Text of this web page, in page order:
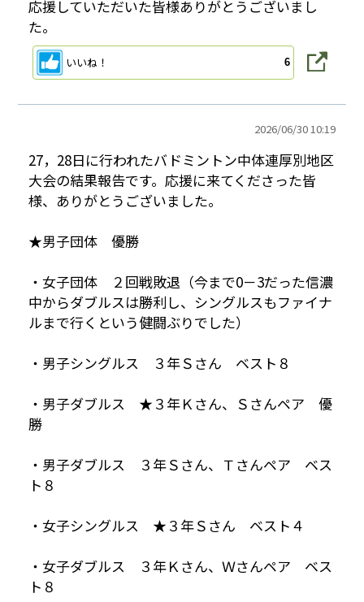
応援していただいた皆様ありがとうございまし
た。
いいね！ 6
2026/06/30 10:19
27，28日に行われたバドミントン中体連厚別地区
大会の結果報告です。応援に来てくださった皆
様、ありがとうございました。
★男子団体 優勝
・女子団体 ２回戦敗退（今まで0－3だった信濃
中からダブルスは勝利し、シングルスもファイナ
ルまで行くという健闘ぶりでした）
・男子シングルス ３年Ｓさん ベスト８
・男子ダブルス ★３年Ｋさん、Ｓさんペア 優
勝
・男子ダブルス ３年Ｓさん、Ｔさんペア ベス
ト８
・女子シングルス ★３年Ｓさん ベスト４
・女子ダブルス ３年Ｋさん、Ｗさんペア ベス
ト８